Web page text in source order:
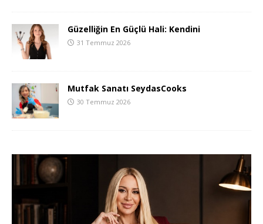
Güzelliğin En Güçlü Hali: Kendini
31 Temmuz 2026
Mutfak Sanatı SeydasCooks
30 Temmuz 2026